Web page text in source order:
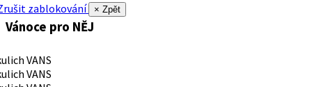
zablokování
× Zpět
Vánoce pro NĚJ